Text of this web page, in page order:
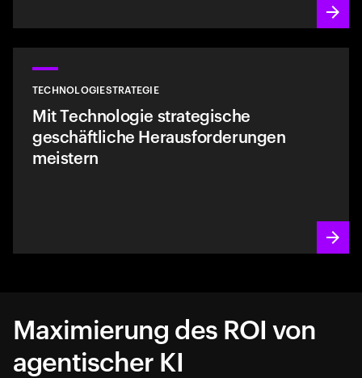
TECHNOLOGIESTRATEGIE
Mit Technologie strategische
geschäftliche Herausforderungen
meistern
Maximierung des ROI von
agentischer KI